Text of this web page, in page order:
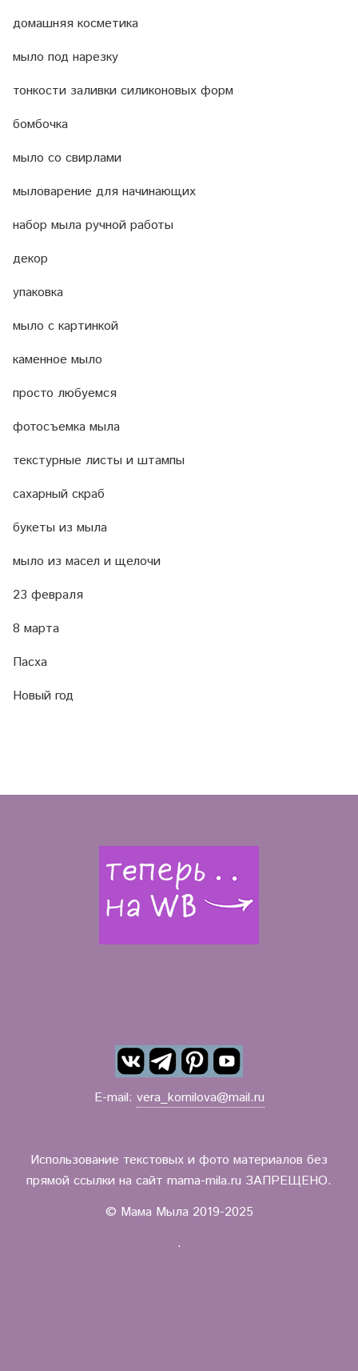
домашняя косметика
мыло под нарезку
тонкости заливки силиконовых форм
бомбочка
мыло со свирлами
мыловарение для начинающих
набор мыла ручной работы
декор
упаковка
мыло с картинкой
каменное мыло
просто любуемся
фотосъемка мыла
текстурные листы и штампы
сахарный скраб
букеты из мыла
мыло из масел и щелочи
23 февраля
8 марта
Пасха
Новый год
E-mail: vera_kornilova@mail.ru
Использование текстовых и фото материалов без
прямой ссылки на сайт mama-mila.ru ЗАПРЕЩЕНО.
© Мама Мыла 2019-2025
.